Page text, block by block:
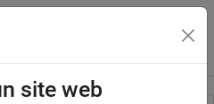
l'affichage du menu
site web